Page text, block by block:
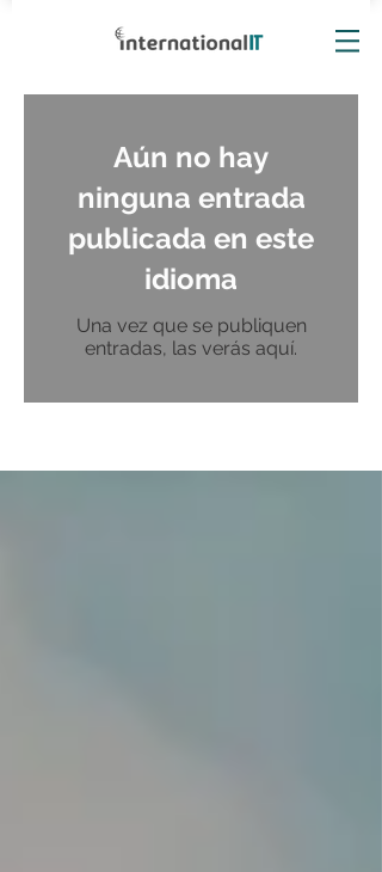
Aún no hay
ninguna entrada
publicada en este
idioma
Una vez que se publiquen
entradas, las verás aquí.